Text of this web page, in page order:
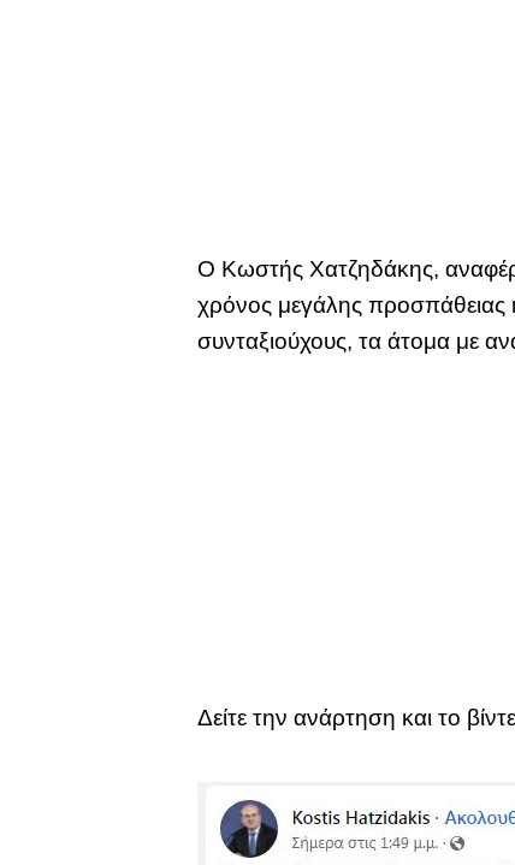
Ο Κωστής Χατζηδάκης,
χρόνος μεγάλης προσπάθειας
συνταξιούχους, τα άτομα με
Δείτε την ανάρτηση και το